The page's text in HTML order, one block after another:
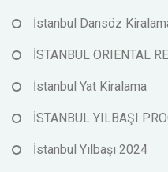
İstanbul Dansöz
İSTANBUL ORIENTAL
İstanbul Yat Kiralama
İSTANBUL YILBAŞI
İstanbul Yılbaşı 2024